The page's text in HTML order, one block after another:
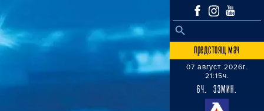
Search
SEARCH BUTTON
предстоящ мач
07 август 2026г.
21:15ч.
6Ч. 33МИН.